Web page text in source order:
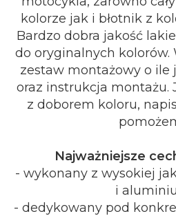
kolorze jak i błotnik z
Bardzo dobra jakość
do oryginalnych kolorów.
zestaw montażowy o
oraz instrukcja montażu.
z doborem koloru,
Najważniejsze
- wykonany z wysokiej
i
- dedykowany pod